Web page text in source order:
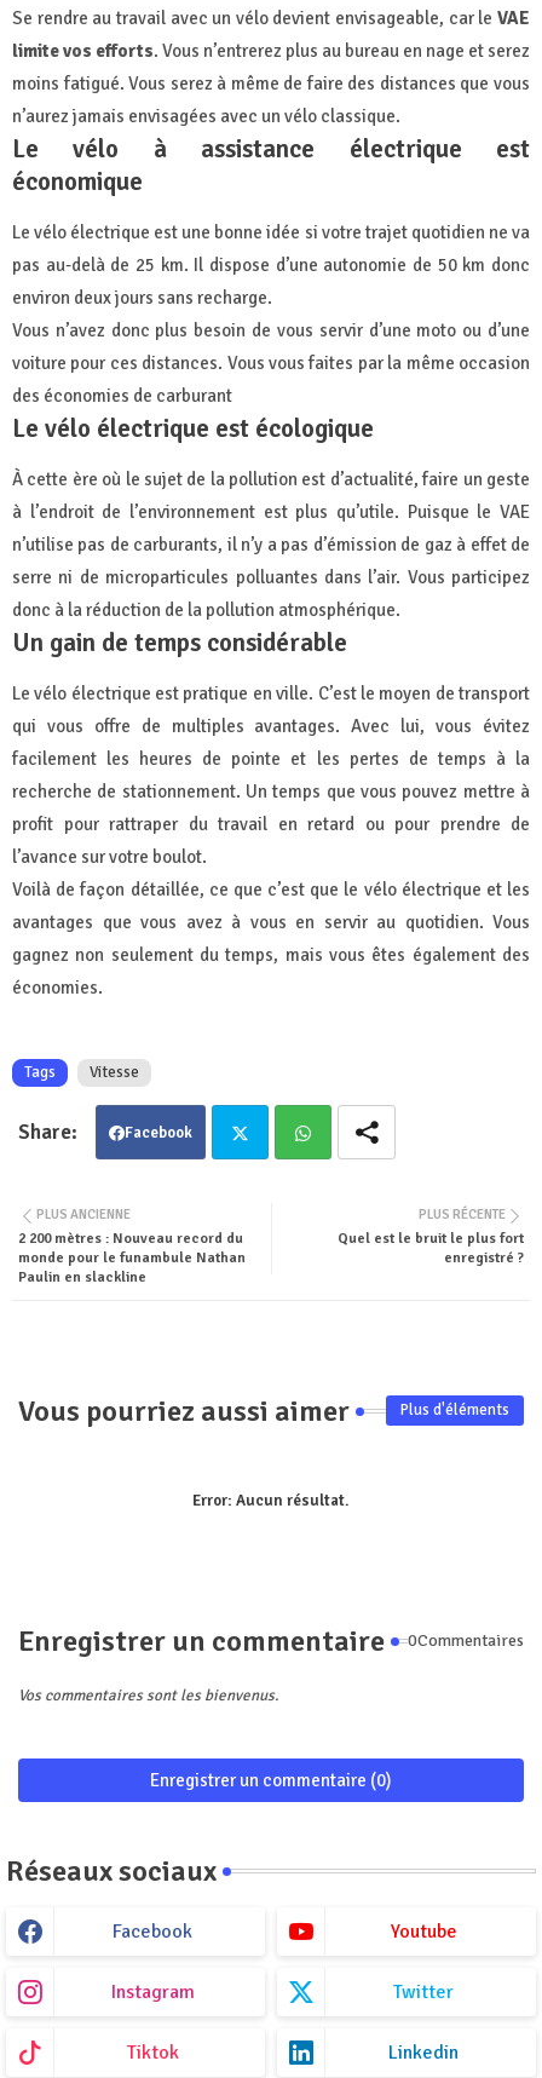
Se rendre au travail avec un vélo devient envisageable, car le VAE
limite vos efforts. Vous n’entrerez plus au bureau en nage et serez
moins fatigué. Vous serez à même de faire des distances que vous
n’aurez jamais envisagées avec un vélo classique.
Le vélo à assistance électrique est
économique
Le vélo électrique est une bonne idée si votre trajet quotidien ne va
pas au-delà de 25 km. Il dispose d’une autonomie de 50 km donc
environ deux jours sans recharge.
Vous n’avez donc plus besoin de vous servir d’une moto ou d’une
voiture pour ces distances. Vous vous faites par la même occasion
des économies de carburant
Le vélo électrique est écologique
À cette ère où le sujet de la pollution est d’actualité, faire un geste
à l’endroit de l’environnement est plus qu’utile. Puisque le VAE
n’utilise pas de carburants, il n’y a pas d’émission de gaz à effet de
serre ni de microparticules polluantes dans l’air. Vous participez
donc à la réduction de la pollution atmosphérique.
Un gain de temps considérable
Le vélo électrique est pratique en ville. C’est le moyen de transport
qui vous offre de multiples avantages. Avec lui, vous évitez
facilement les heures de pointe et les pertes de temps à la
recherche de stationnement. Un temps que vous pouvez mettre à
profit pour rattraper du travail en retard ou pour prendre de
l’avance sur votre boulot.
Voilà de façon détaillée, ce que c’est que le vélo électrique et les
avantages que vous avez à vous en servir au quotidien. Vous
gagnez non seulement du temps, mais vous êtes également des
économies.
Tags Vitesse
Facebook
ter
PLUS RÉCENTE
Quel est le bruit le plus fort
enregistré ?
PLUS ANCIENNE
2 200 mètres : Nouveau record du
monde pour le funambule Nathan
Paulin en slackline
Vous pourriez aussi aimer Plus d'éléments
Error: Aucun résultat.
Enregistrer un commentaire 0Commentaires
Vos commentaires sont les bienvenus.
Enregistrer un commentaire (0)
Réseaux sociaux
Facebook Youtube
Instagram Twitter
Tiktok Linkedin